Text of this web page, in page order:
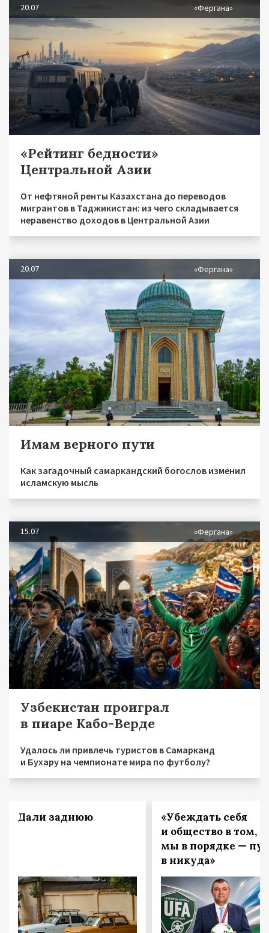
20.07 «Фергана»
«Рейтинг бедности»
Центральной Азии
От нефтяной ренты Казахстана до переводов
мигрантов в Таджикистан: из чего складывается
неравенство доходов в Центральной Азии
20.07 «Фергана»
Имам верного пути
Как загадочный самаркандский богослов изменил
исламскую мысль
15.07 «Фергана»
Узбекистан проиграл
в пиаре Кабо-Верде
Удалось ли привлечь туристов в Самарканд
и Бухару на чемпионате мира по футболу?
Дали заднюю
«Убеждать себя
и общество в том,
мы в порядке —
в никуда»